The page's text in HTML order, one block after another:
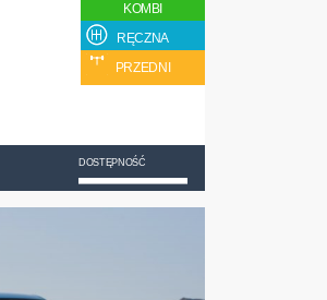
KOMBI
RĘCZNA
PRZEDNI
DOSTĘPNOŚĆ